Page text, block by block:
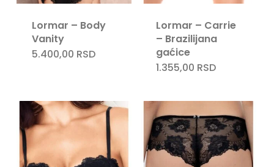
Lormar – Body
Vanity
5.400,00 RSD
Lormar – Carrie
– Brazilijana
gaćice
1.355,00 RSD